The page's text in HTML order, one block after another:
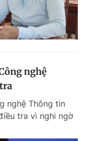
nghệ
nghệ Thông tin
tra vì nghi ngờ